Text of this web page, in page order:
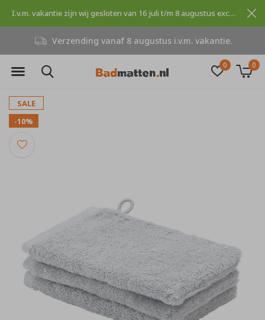
0 0
Verzending vanaf 8 augustus i.v.m. vakantie.
I.v.m. vakantie zijn wij gesloten van 16 juli t/m 8 augustus excuses voor dit ongemak.
SALE
-10%